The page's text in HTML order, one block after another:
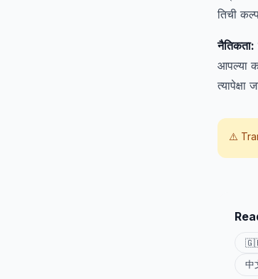
तिची
नैतिकता:
आपल्या
⚠️
中